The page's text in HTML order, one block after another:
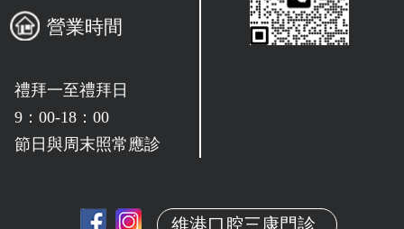
營業時間
禮拜一至禮拜日
9：00-18：00
節日與周末照常應診
維港口腔三康門診